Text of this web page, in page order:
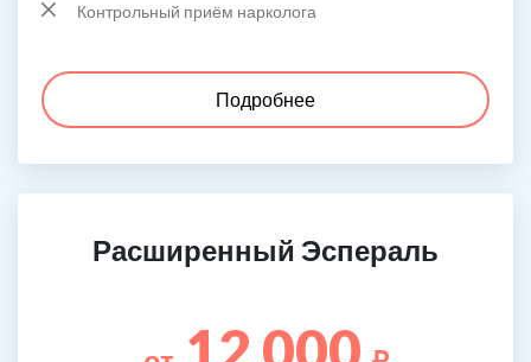
Контрольный приём нарколога
Подробнее
Расширенный Эспераль